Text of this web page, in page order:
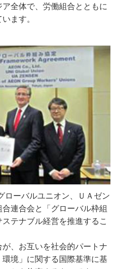
全体で、労働組合とともに
ます。
ローバルユニオン、ＵＡゼン
連合会と「グローバル枠組
テナブル経営を推進するこ
、お互いを社会的パートナ
境」に関する国際基準に基